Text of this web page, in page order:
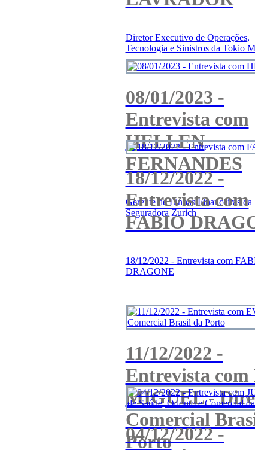
Diretor Executivo de Operações,
Tecnologia e Sinistros da Tokio
08/01/2023 -
Entrevista com
HELLEN
FERNANDES
Gerente de Linhas Financeiras da
Seguradora Zurich
18/12/2022 -
Entrevista com
FABIO
18/12/2022 - Entrevista com
DRAGONE
11/12/2022 -
Entrevista com
MIGUEL -
Comercial
Porto
04/12/2022 -